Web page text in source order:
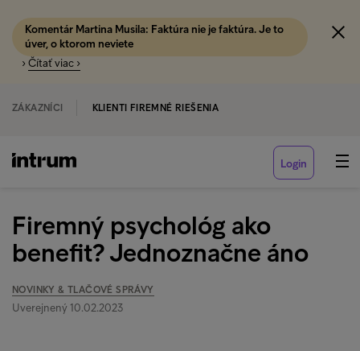
Komentár Martina Musila: Faktúra nie je faktúra. Je to
úver, o ktorom neviete
› Čítať viac ›
ZÁKAZNÍCI KLIENTI FIREMNÉ RIEŠENIA
Login
Firemný psychológ ako
benefit? Jednoznačne áno
NOVINKY & TLAČOVÉ SPRÁVY
Uverejnený 10.02.2023